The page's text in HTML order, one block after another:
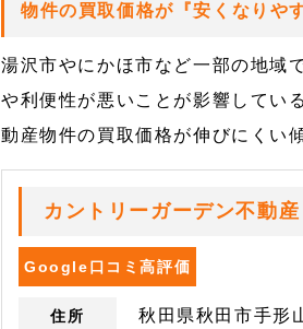
物件の買取価格が『安くなりや
湯沢市やにかほ市など一部の地域
や利便性が悪いことが影響してい
動産物件の買取価格が伸びにくい
カントリーガーデン不動
Google口コミ高評価
住所 秋田県秋田市手形